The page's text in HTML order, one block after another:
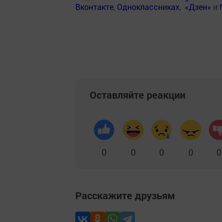
Вконтакте, Одноклассниках, «Дзен» и
Оставляйте реакции
0 0 0 0 0
Расскажите друзьям